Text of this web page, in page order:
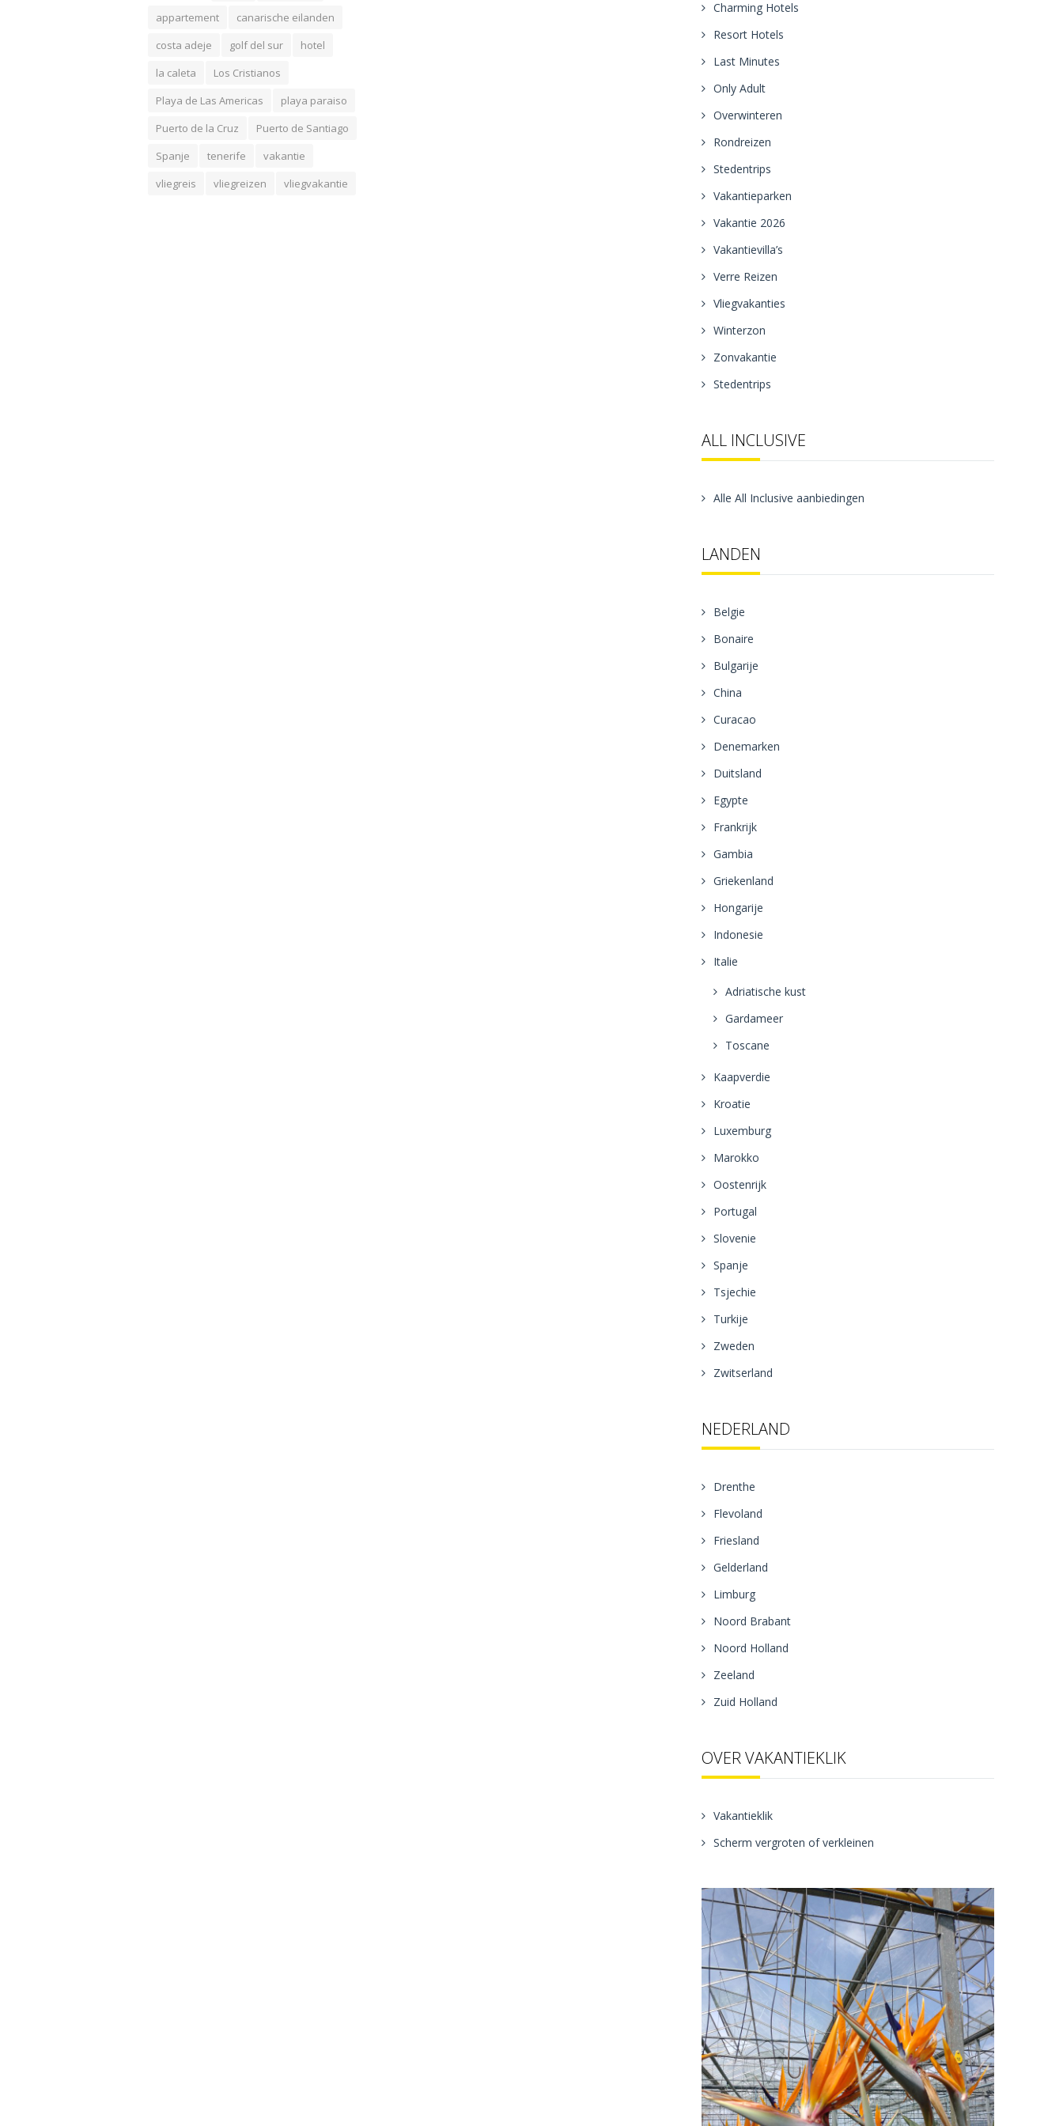
appartement
canarische eilanden
costa adeje
golf del sur
hotel
la caleta
Los Cristianos
Playa de Las Americas
playa paraiso
Puerto de la Cruz
Puerto de Santiago
Spanje
tenerife
vakantie
vliegreis
vliegreizen vliegvakantie
Charming Hotels
Resort Hotels
Last Minutes
Only Adult
Overwinteren
Rondreizen
Stedentrips
Vakantieparken
Vakantie 2026
Vakantievilla’s
Verre Reizen
Vliegvakanties
Winterzon
Zonvakantie
Stedentrips
ALL INCLUSIVE
Alle All Inclusive aanbiedingen
LANDEN
Belgie
Bonaire
Bulgarije
China
Curacao
Denemarken
Duitsland
Egypte
Frankrijk
Gambia
Griekenland
Hongarije
Indonesie
Italie
Adriatische kust
Gardameer
Toscane
Kaapverdie
Kroatie
Luxemburg
Marokko
Oostenrijk
Portugal
Slovenie
Spanje
Tsjechie
Turkije
Zweden
Zwitserland
NEDERLAND
Drenthe
Flevoland
Friesland
Gelderland
Limburg
Noord Brabant
Noord Holland
Zeeland
Zuid Holland
OVER VAKANTIEKLIK
Vakantieklik
Scherm vergroten of verkleinen